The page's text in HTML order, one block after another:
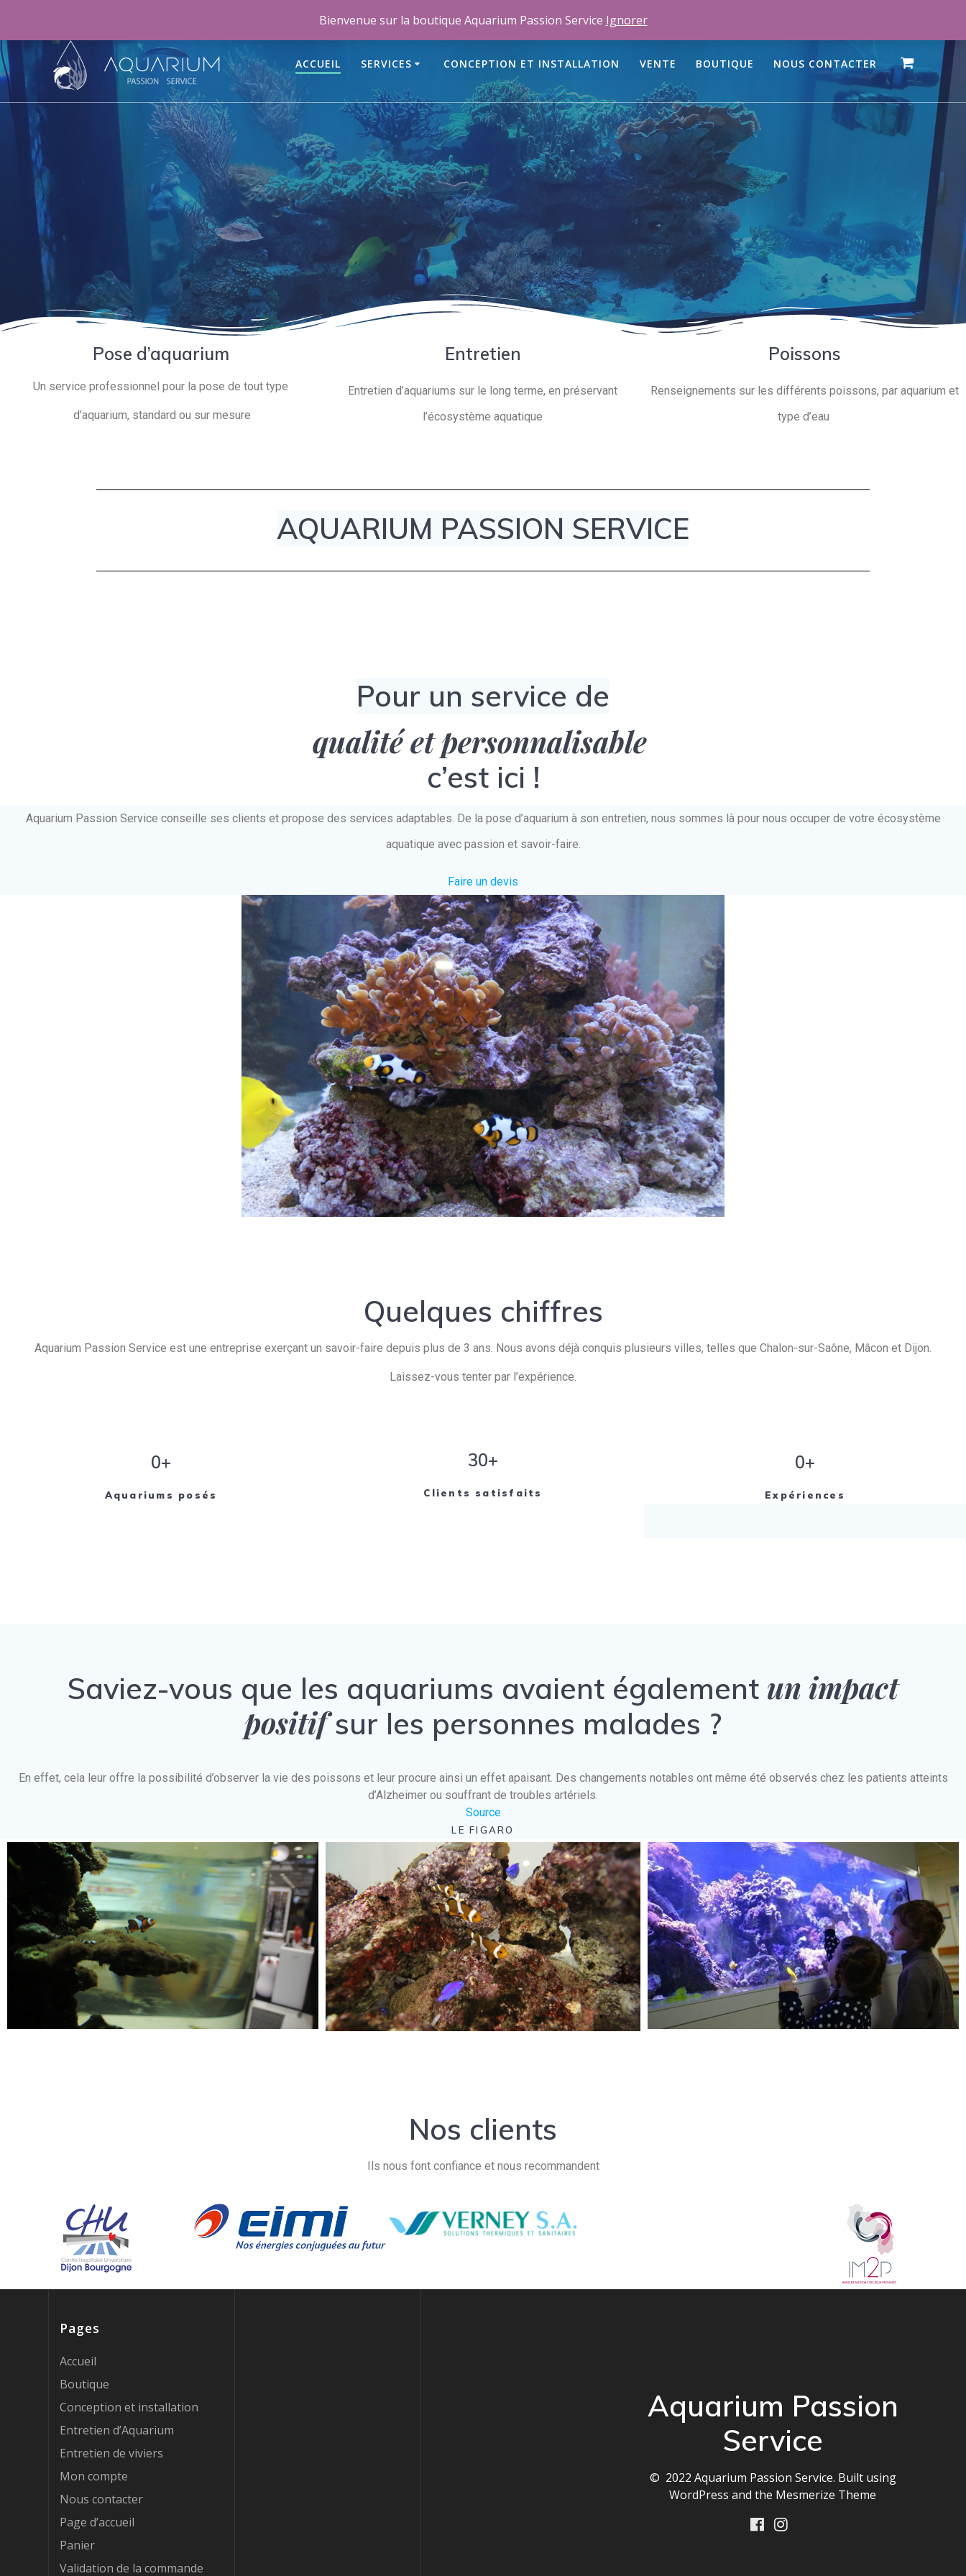
aquariumpassionservice@gmail.com
ACCUEIL SERVICES CONCEPTION ET INSTALLATION VENTE BOUTIQUE NOUS CONTACTER
Pose d’aquarium
Un service professionnel pour la pose de tout type
d’aquarium, standard ou sur mesure
Entretien
Entretien d’aquariums sur le long terme, en préservant
l’écosystème aquatique
Poissons
Renseignements sur les différents poissons, par aquarium et
type d’eau
AQUARIUM PASSION SERVICE
Pour un service de
qualité et personnalisable
c’est ici !
Aquarium Passion Service conseille ses clients et propose des services adaptables. De la pose d’aquarium à son entretien, nous sommes là pour nous occuper de votre écosystème
aquatique avec passion et savoir-faire.
Faire un devis
Quelques chiffres
Aquarium Passion Service est une entreprise exerçant un savoir-faire depuis plus de 3 ans. Nous avons déjà conquis plusieurs villes, telles que Chalon-sur-Saône, Mâcon et Dijon.
Laissez-vous tenter par l’expérience.
0+
Aquariums posés
30+
Clients satisfaits
0+
Expériences
Saviez-vous que les aquariums avaient également un impact
positifsur les personnes malades ?
En effet, cela leur offre la possibilité d’observer la vie des poissons et leur procure ainsi un effet apaisant. Des changements notables ont même été observés chez les patients atteints
d’Alzheimer ou souffrant de troubles artériels.
Source
LE FIGARO
Nos clients
Ils nous font confiance et nous recommandent
Pages
Accueil
Boutique
Conception et installation
Entretien d’Aquarium
Entretien de viviers
Mon compte
Nous contacter
Page d’accueil
Panier
Validation de la commande
Aquarium Passion
Service
© 2022 Aquarium Passion Service. Built using
WordPress and the Mesmerize Theme
Bienvenue sur la boutique Aquarium Passion Service Ignorer